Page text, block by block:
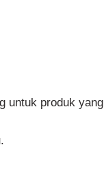
untuk produk yang